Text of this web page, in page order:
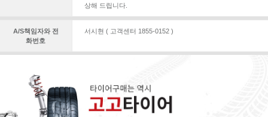
상해 드립니다.
A/S책임자와 전
화번호
서시현 ( 고객센터 1855-0152 )